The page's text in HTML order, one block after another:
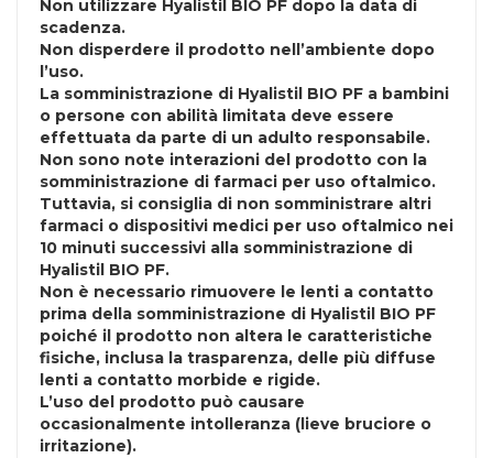
Non utilizzare Hyalistil BIO PF dopo la data di
scadenza.
Non disperdere il prodotto nell’ambiente dopo
l’uso.
La somministrazione di Hyalistil BIO PF a bambini
o persone con abilità limitata deve essere
effettuata da parte di un adulto responsabile.
Non sono note interazioni del prodotto con la
somministrazione di farmaci per uso oftalmico.
Tuttavia, si consiglia di non somministrare altri
farmaci o dispositivi medici per uso oftalmico nei
10 minuti successivi alla somministrazione di
Hyalistil BIO PF.
Non è necessario rimuovere le lenti a contatto
prima della somministrazione di Hyalistil BIO PF
poiché il prodotto non altera le caratteristiche
fisiche, inclusa la trasparenza, delle più diffuse
lenti a contatto morbide e rigide.
L’uso del prodotto può causare
occasionalmente intolleranza (lieve bruciore o
irritazione).